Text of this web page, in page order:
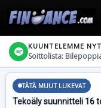
KUUNTELEMME NYT
Soittolista:
TÄTÄ MUUT LUKEVAT
Tekoäly suunnitteli 16